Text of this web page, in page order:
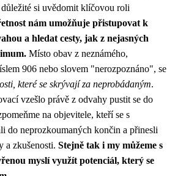
si uvědomit klíčovou roli
nám umožňuje přistupovat k
a hledat cesty, jak z nejasných
Místo obav z neznámého,
906 nebo slovem "nerozpoznáno", se
které se skrývají za neprobádaným.
vzešlo právě z odvahy pustit se do
na objevitele, kteří se s
do neprozkoumaných končin a přinesli
a zkušenosti. Stejně tak i my můžeme s
myslí využít potenciál, který se